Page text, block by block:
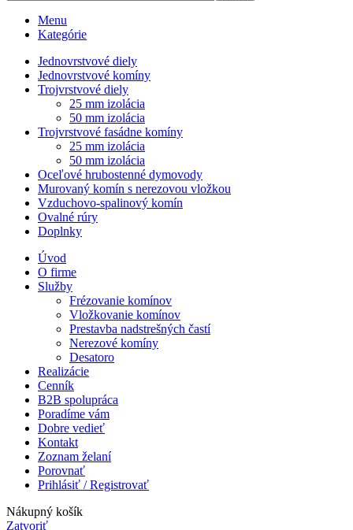
Menu
Kategórie
Jednovrstvové diely
Jednovrstvové komíny
Trojvrstvové diely
25 mm izolácia
50 mm izolácia
Trojvrstvové fasádne komíny
25 mm izolácia
50 mm izolácia
Oceľové hrubostenné dymovody
Murovaný komín s nerezovou vložkou
Vzduchovo-spalinový komín
Ovalné rúry
Doplnky
Úvod
O firme
Služby
Frézovanie komínov
Vložkovanie komínov
Prestavba nadstrešných častí
Nerezové komíny
Desatoro
Realizácie
Cenník
B2B spolupráca
Poradíme vám
Dobre vedieť
Kontakt
Zoznam želaní
Porovnať
Prihlásiť / Registrovať
Nákupný košík
Zatvoriť